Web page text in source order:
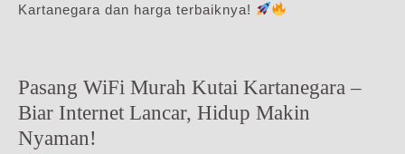
Kartanegara dan harga terbaiknya!
Pasang WiFi Murah Kutai Kartanegara –
Biar Internet Lancar, Hidup Makin
Nyaman!